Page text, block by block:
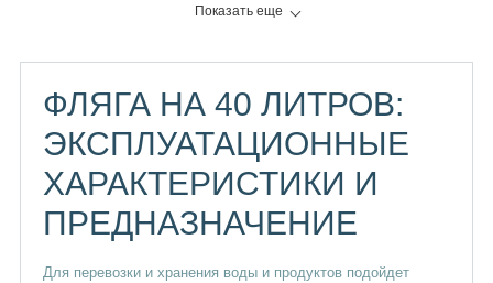
Показать еще
ФЛЯГА НА 40 ЛИТРОВ:
ЭКСПЛУАТАЦИОННЫЕ
ХАРАКТЕРИСТИКИ И
ПРЕДНАЗНАЧЕНИЕ
Для перевозки и хранения воды и продуктов подойдет